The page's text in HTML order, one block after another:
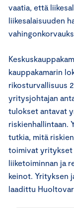
vaatia, että
liikesalaisuuden
kauppakamarin
rikosturvallisuus
yritysjohtajan
tulokset antavat
riskienhallintaan.
tutkia, mitä
toimivat yritykset
liiketoiminnan ja
keinot. Yrityksen
laadittu